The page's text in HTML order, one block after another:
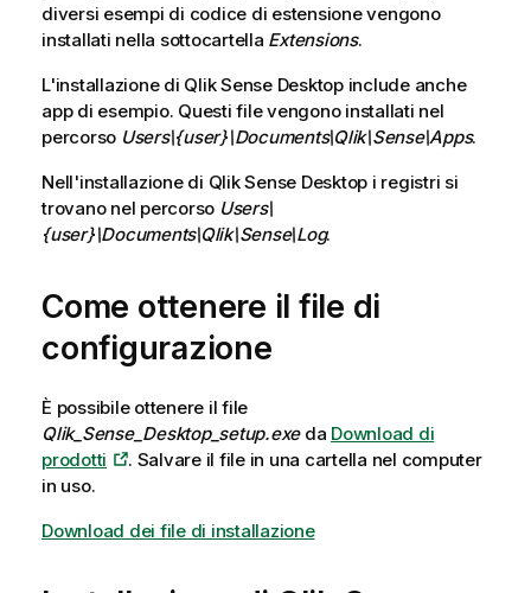
diversi esempi di codice di estensione vengono
installati nella sottocartella Extensions.
L'installazione di Qlik Sense Desktopinclude anche
app di esempio. Questi file vengono installati nel
percorso Users\{user}\Documents\Qlik\Sense\Apps.
Nell'installazione di Qlik Sense Desktop i registri si
trovano nel percorso Users\
{user}\Documents\Qlik\Sense\Log.
Come ottenere il file di
configurazione
È possibile ottenere il file
Qlik_Sense_Desktop_setup.exeda Download di
prodotti
. Salvare il file in una cartella nel computer
in uso.
Download dei file di installazione